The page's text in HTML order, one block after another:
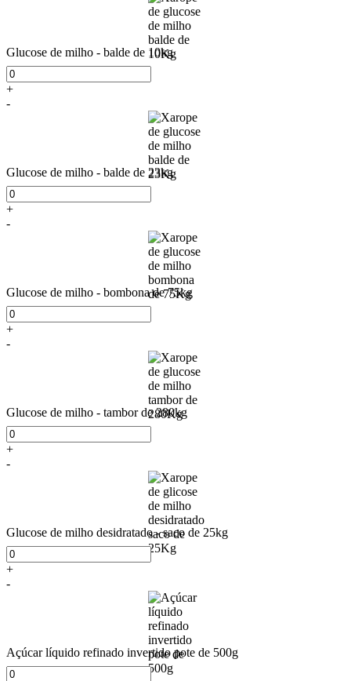
Glucose de milho - balde de 10kg
+
-
Glucose de milho - balde de 23kg
+
-
Glucose de milho - bombona de 75kg
+
-
Glucose de milho - tambor de 280kg
+
-
Glucose de milho desidratado - saco de 25kg
+
-
Açúcar líquido refinado invertido pote de 500g